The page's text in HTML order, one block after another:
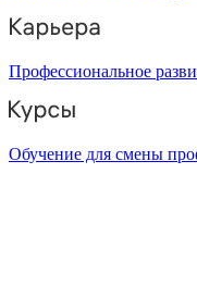
Профессиональное
Обучение для смены